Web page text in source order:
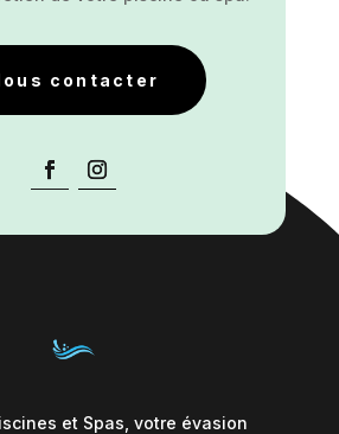
contacter
et Spas, votre évasion